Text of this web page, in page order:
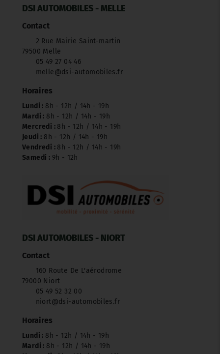
DSI AUTOMOBILES - MELLE
Contact
2 Rue Mairie Saint-martin
79500 Melle
05 49 27 04 46
melle@dsi-automobiles.fr
Horaires
Lundi : 8h - 12h / 14h - 19h
Mardi : 8h - 12h / 14h - 19h
Mercredi : 8h - 12h / 14h - 19h
Jeudi : 8h - 12h / 14h - 19h
Vendredi : 8h - 12h / 14h - 19h
Samedi : 9h - 12h
DSI AUTOMOBILES - NIORT
Contact
160 Route De L'aérodrome
79000 Niort
05 49 52 32 00
niort@dsi-automobiles.fr
Horaires
Lundi : 8h - 12h / 14h - 19h
Mardi : 8h - 12h / 14h - 19h